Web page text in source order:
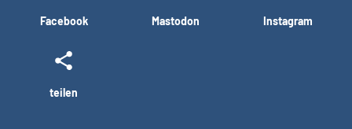
Facebook Mastodon Instagram
teilen